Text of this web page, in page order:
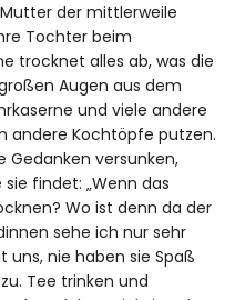
der mittlerweile
Tochter beim
trocknet alles ab, was die
Augen aus dem
und viele andere
andere Kochtöpfe putzen.
Gedanken versunken,
findet: „Wenn das
Wo ist denn da der
sehe ich nur sehr
uns, nie haben sie Spaß
Tee trinken und